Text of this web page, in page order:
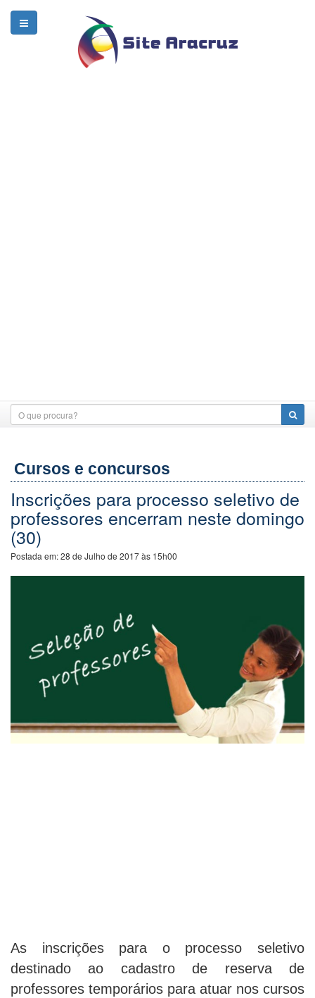
Cursos e concursos
Inscrições para processo seletivo de
professores encerram neste domingo
(30)
Postada em:28 de Julho de 2017 às 15h00
As inscrições para o processo seletivo
destinado ao cadastro de reserva de
professores temporários para atuar nos cursos